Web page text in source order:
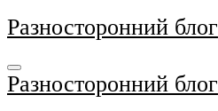
Перейти
к
Разносторонний блог
Разносторонний блог